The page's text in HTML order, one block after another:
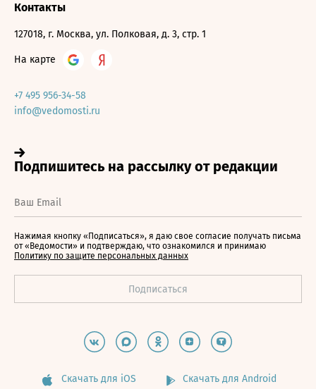
Контакты
127018, г. Москва, ул. Полковая, д. 3, стр. 1
На карте
+7 495 956-34-58
info@vedomosti.ru
Нажимая кнопку «Подписаться», я даю свое согласие получать письма
от «Ведомости» и подтверждаю, что ознакомился и принимаю
Политику по защите персональных данных
Скачать для iOS Скачать для Android